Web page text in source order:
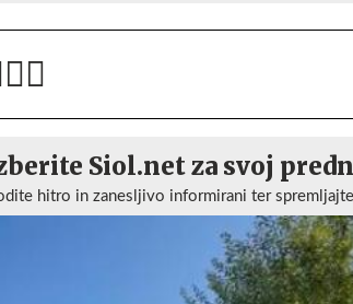
Siol.net za svoj
hitro in zanesljivo informirani ter